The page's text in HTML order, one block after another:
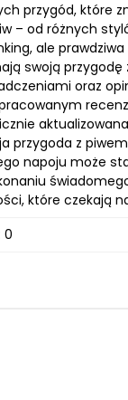
przygód, które
– od różnych
ale
swoją
oraz
z
napoju może
które czekają
0